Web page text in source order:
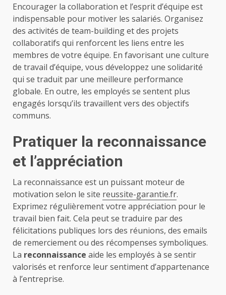
Encourager la collaboration et l’esprit d’équipe est
indispensable pour motiver les salariés. Organisez
des activités de team-building et des projets
collaboratifs qui renforcent les liens entre les
membres de votre équipe. En favorisant une culture
de travail d’équipe, vous développez une solidarité
qui se traduit par une meilleure performance
globale. En outre, les employés se sentent plus
engagés lorsqu’ils travaillent vers des objectifs
communs.
Pratiquer la reconnaissance
et l’appréciation
La reconnaissance est un puissant moteur de
motivation selon le site reussite-garantie.fr.
Exprimez régulièrement votre appréciation pour le
travail bien fait. Cela peut se traduire par des
félicitations publiques lors des réunions, des emails
de remerciement ou des récompenses symboliques.
La reconnaissance aide les employés à se sentir
valorisés et renforce leur sentiment d’appartenance
à l’entreprise.